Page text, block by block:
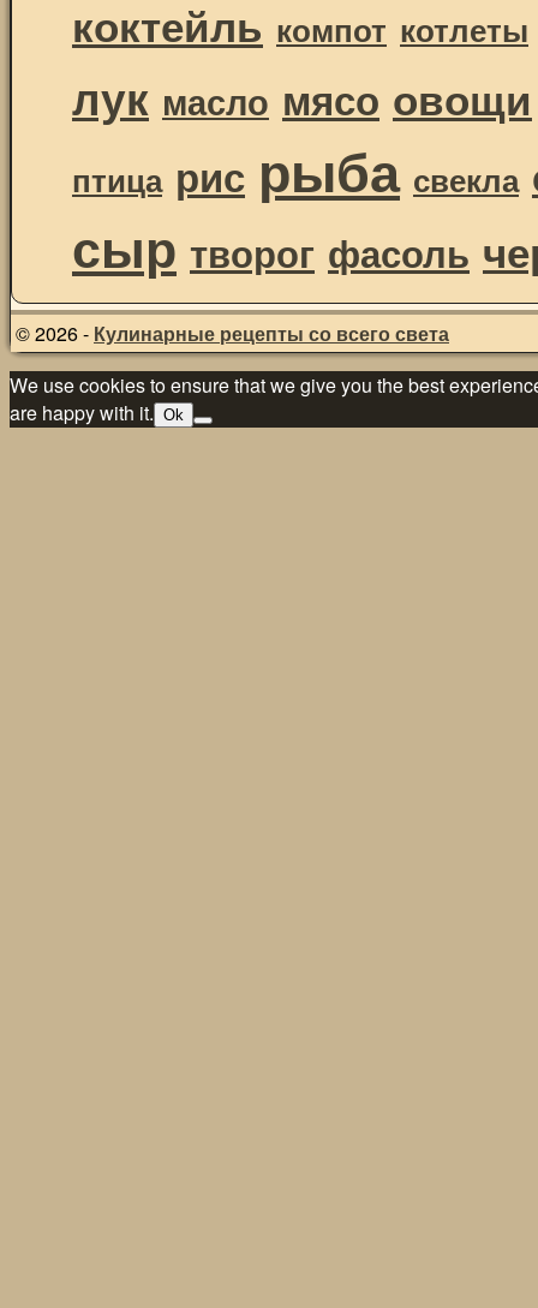
коктейль компот котлеты
лук масло мясо овощи
птица рис рыба свекла
сыр творог фасоль
© 2026 - Кулинарные рецепты со всего света
We use cookies to ensure that we give you the best
are happy with it. Ok